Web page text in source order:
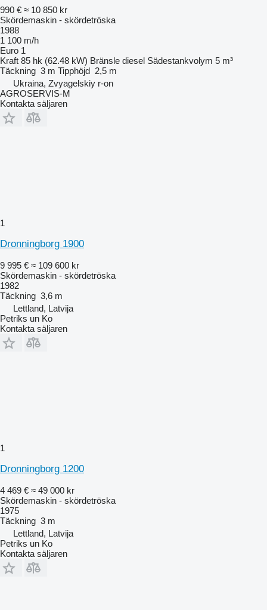
990 € ≈ 10 850 kr
Skördemaskin - skördetröska
1988
1 100 m/h
Euro 1
Kraft 85 hk (62.48 kW) Bränsle diesel Sädestankvolym 5 m³
Täckning 3 m Tipphöjd 2,5 m
Ukraina, Zvyagelskiy r-on
AGROSERVIS-M
Kontakta säljaren
1
Dronningborg 1900
9 995 € ≈ 109 600 kr
Skördemaskin - skördetröska
1982
Täckning 3,6 m
Lettland, Latvija
Petriks un Ko
Kontakta säljaren
1
Dronningborg 1200
4 469 € ≈ 49 000 kr
Skördemaskin - skördetröska
1975
Täckning 3 m
Lettland, Latvija
Petriks un Ko
Kontakta säljaren